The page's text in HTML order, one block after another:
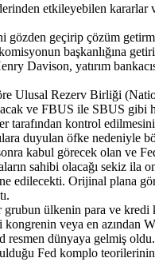
etkileyebilen kararlar
geçirip çözüm
başkanlığına
Davison, yatırım
Ulusal Rezerv Birliği
ve FBUS ile SBUS
tarafından kontrol
duyulan öfke nedeniyle
kabul görecek olan ve
sahibi olacağı sekiz
edilecekti. Orijinal plana
grubun ülkenin para ve
veya en
resmen dünyaya gelmiş oldu.
Fed komplo